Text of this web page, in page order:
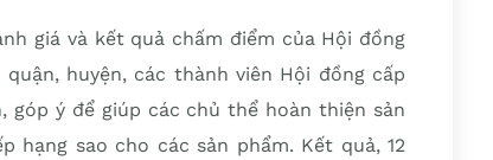
giá và kết quả chấm điểm của Hội đồng
huyện, các thành viên Hội đồng cấp
góp ý để giúp các chủ thể hoàn thiện sản
hạng sao cho các sản phẩm. Kết quả, 12